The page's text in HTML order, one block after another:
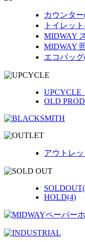
カウンター
トイレッ
MIDWAY
MIDWAY
エコバッグ
OLD
アウトレ
HOLD(4)